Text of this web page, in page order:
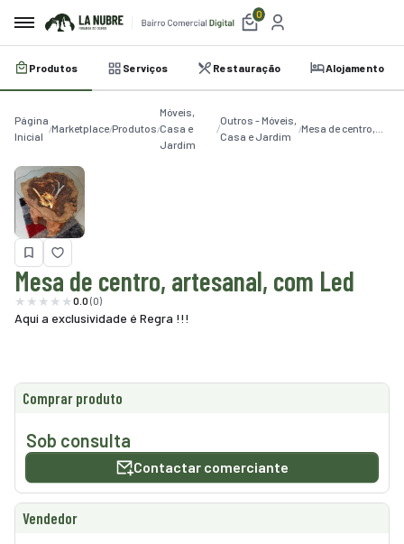
0
Produtos Serviços Restauração Alojamento
Página
Inicial
Marketplace Produtos
Móveis,
Casa e
Jardim
Outros - Móveis,
Casa e Jardim
Mesa de centro,
Mesa de centro, artesanal, com Led
0.0 (0)
Aqui a exclusividade é Regra !!!
Comprar produto
Sob consulta
Contactar comerciante
Vendedor